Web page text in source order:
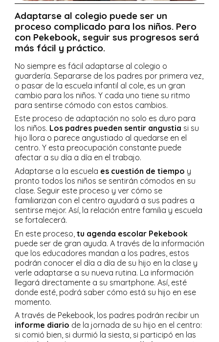
Adaptarse al colegio puede ser un
proceso complicado para los niños. Pero
con Pekebook, seguir sus progresos será
más fácil y práctico.
No siempre es fácil adaptarse al colegio o
guardería. Separarse de los padres por primera vez,
o pasar de la escuela infantil al cole, es un gran
cambio para los niños. Y cada uno tiene su ritmo
para sentirse cómodo con estos cambios.
Este proceso de adaptación no solo es duro para
los niños. Los padres pueden sentir angustia si su
hijo llora o parece angustiado al quedarse en el
centro. Y esta preocupación constante puede
afectar a su día a día en el trabajo.
Adaptarse a la escuela es cuestión de tiempo y
pronto todos los niños se sentirán cómodos en su
clase. Seguir este proceso y ver cómo se
familiarizan con el centro ayudará a sus padres a
sentirse mejor. Así, la relación entre familia y escuela
se fortalecerá.
En este proceso, tu agenda escolar Pekebook
puede ser de gran ayuda. A través de la información
que los educadores mandan a los padres, estos
podrán conocer el día a día de su hijo en la clase y
verle adaptarse a su nueva rutina. La información
llegará directamente a su smartphone. Así, esté
donde esté, podrá saber cómo está su hijo en ese
momento.
A través de Pekebook, los padres podrán recibir un
informe diario de la jornada de su hijo en el centro:
si comió bien, si durmió la siesta, si participó en las